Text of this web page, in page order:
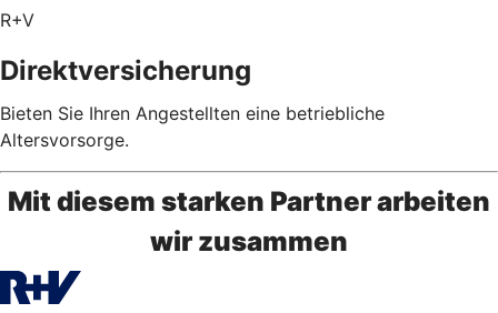
R+V
Direktversicherung
Bieten Sie Ihren Angestellten eine betriebliche
Altersvorsorge.
Mit diesem starken Partner arbeiten
wir zusammen